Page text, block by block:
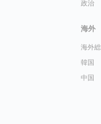
政治
海外
海外
韓国
中国